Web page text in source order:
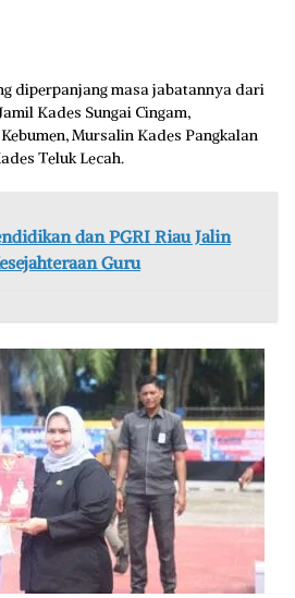
diperpanjang masa jabatannya dari
Kades Sungai Cingam,
Mursalin Kades Pangkalan
Teluk Lecah.
dan PGRI Riau Jalin
Guru